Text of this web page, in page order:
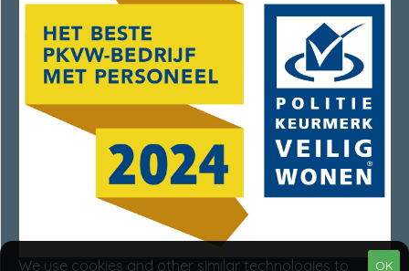
OK
We use cookies and other similar technologies to